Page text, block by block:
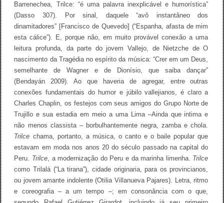
Barrenechea, Trilce: “é uma palavra inexplicável e humorística”
(Dasso 307). Por sinal, daquele “avô instantâneo dos
dinamitadores” [Francisco de Quevedo] (“Espanha, afasta de mim
esta cálice”). E, porque não, em muito provável conexão a uma
leitura profunda, da parte do jovem Vallejo, de Nietzche de O
nascimento da Tragédia no espírito da música: “Crer em um Deus,
semelhante de Wagner e de Dionísio, que saiba dançar”
(Bendayán 2009). Ao que haveria de agregar, entre outras
conexões fundamentais do humor e júbilo vallejianos, é claro a
Charles Chaplin, os festejos com seus amigos do Grupo Norte de
Trujillo e sua estadia em meio a uma Lima –Ainda que intima e
não menos classista – borbulhantemente negra, zamba e chola.
Trilce chama, portanto, a música, o canto e o baile popular que
estavam em moda nos anos 20 do século passado na capital do
Peru. Trilce, a modernização do Peru e da marinha limenha. Trilce
como Trilalá (“La tirana”), cidade originaria, para os provincianos,
ou jovem amante indolente (Otilia Villanueva Pajares). Letra, ritmo
e coreografia – a um tempo –; em consonância com o que,